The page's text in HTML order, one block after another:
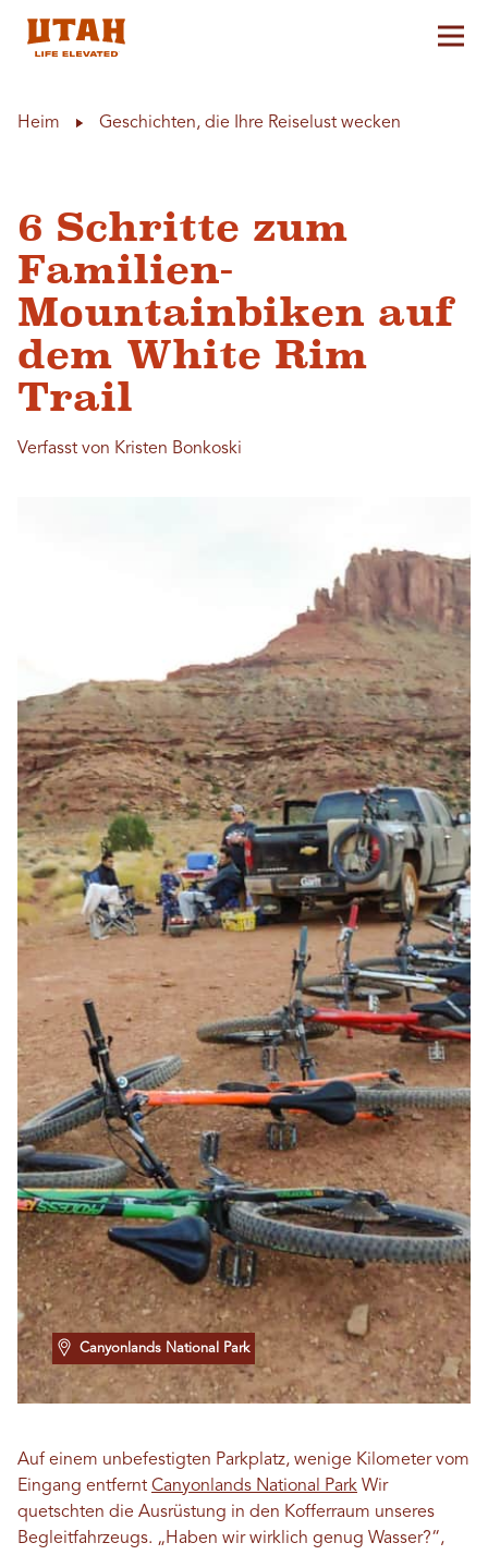
Heim Geschichten, die Ihre Reiselust wecken
6 Schritte zum
Familien-
Mountainbiken auf
dem White Rim
Trail
Verfasst von Kristen Bonkoski
Canyonlands National Park
Auf einem unbefestigten Parkplatz, wenige Kilometer vom
Eingang entfernt Canyonlands National Park Wir
quetschten die Ausrüstung in den Kofferraum unseres
Begleitfahrzeugs. „Haben wir wirklich genug Wasser?“,